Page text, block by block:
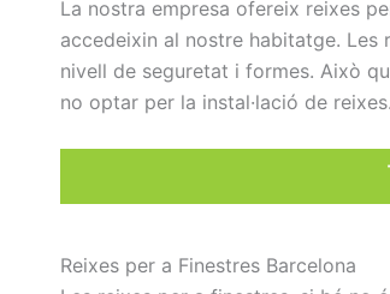
La nostra empresa ofereix reixes
accedeixin al nostre habitatge. Les
nivell de seguretat i formes. Això
no optar per la instal·lació de reixes.
Reixes per a Finestres Barcelona